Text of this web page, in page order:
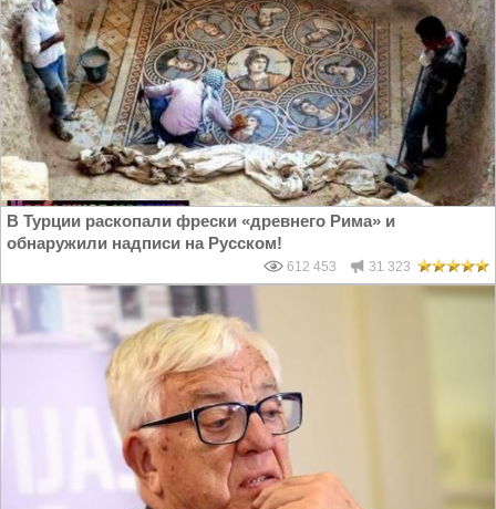
В Турции раскопали фрески «древнего Рима» и
обнаружили надписи на Русском!
612 453 31 323